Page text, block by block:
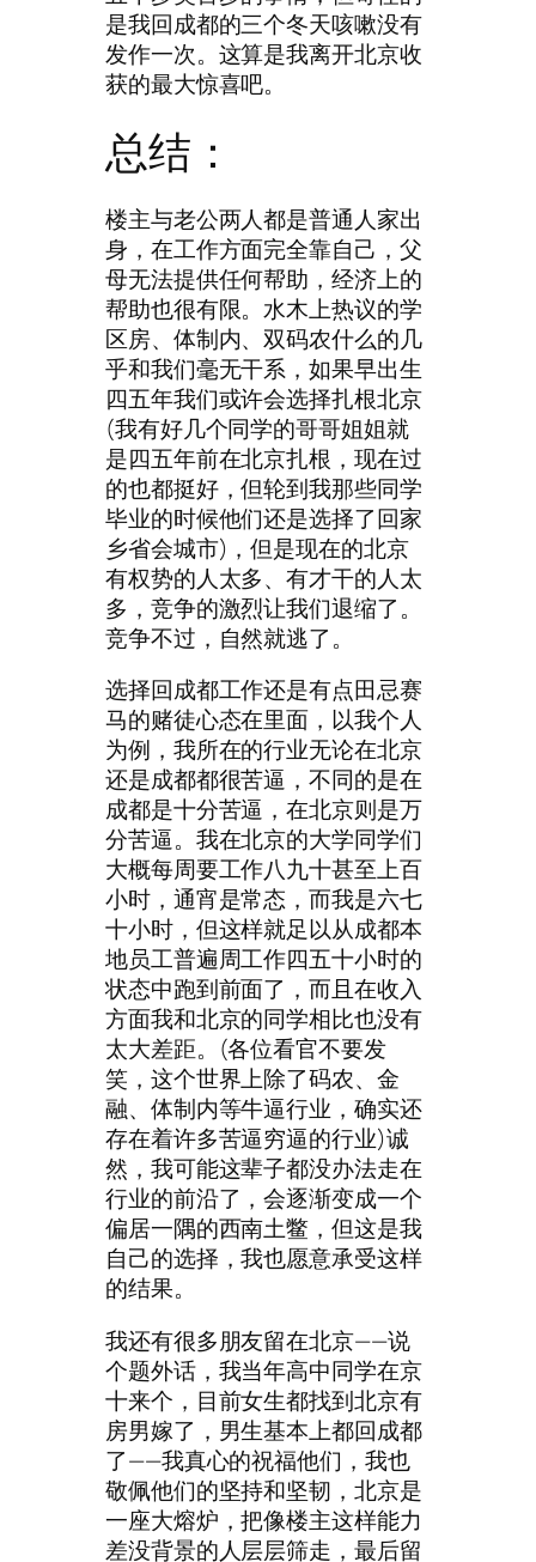
是我回成都的三个冬天咳嗽没有
发作一次。这算是我离开北京收
获的最大惊喜吧。
总结：
楼主与老公两人都是普通人家出
身，在工作方面完全靠自己，父
母无法提供任何帮助，经济上的
帮助也很有限。水木上热议的学
区房、体制内、双码农什么的几
乎和我们毫无干系，如果早出生
四五年我们或许会选择扎根北京
(我有好几个同学的哥哥姐姐就
是四五年前在北京扎根，现在过
的也都挺好，但轮到我那些同学
毕业的时候他们还是选择了回家
乡省会城市)，但是现在的北京
有权势的人太多、有才干的人太
多，竞争的激烈让我们退缩了。
竞争不过，自然就逃了。
选择回成都工作还是有点田忌赛
马的赌徒心态在里面，以我个人
为例，我所在的行业无论在北京
还是成都都很苦逼，不同的是在
成都是十分苦逼，在北京则是万
分苦逼。我在北京的大学同学们
大概每周要工作八九十甚至上百
小时，通宵是常态，而我是六七
十小时，但这样就足以从成都本
地员工普遍周工作四五十小时的
状态中跑到前面了，而且在收入
方面我和北京的同学相比也没有
太大差距。(各位看官不要发
笑，这个世界上除了码农、金
融、体制内等牛逼行业，确实还
存在着许多苦逼穷逼的行业)诚
然，我可能这辈子都没办法走在
行业的前沿了，会逐渐变成一个
偏居一隅的西南土鳖，但这是我
自己的选择，我也愿意承受这样
的结果。
我还有很多朋友留在北京——说
个题外话，我当年高中同学在京
十来个，目前女生都找到北京有
房男嫁了，男生基本上都回成都
了——我真心的祝福他们，我也
敬佩他们的坚持和坚韧，北京是
一座大熔炉，把像楼主这样能力
差没背景的人层层筛走，最后留